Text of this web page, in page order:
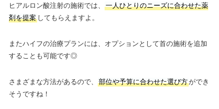
ヒアルロン酸注射の施術では、
一人ひとりのニーズに合わせた薬
剤を提案してもらえますよ。
またハイフの治療プランには、オプションとして首の施術を追加
することも可能です◎
さまざまな方法があるので、 部位や予算に合わせた選び方ができ
そうですね！